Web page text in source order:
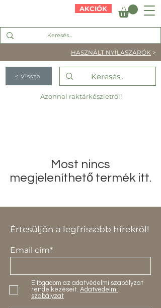
HASZNÁLT NYÍLÁSZÁRÓK >
AKCIÓK
< Vissza
Azonnal raktárkészletről!
Most nincs
megjeleníthető termék itt.
Értesüljön a legfrissebb hírekről!
Email cím*
Elfogadom az adatvédelmi szabályzat
rendelkezéseit. Adatvédelmi
szabályzat